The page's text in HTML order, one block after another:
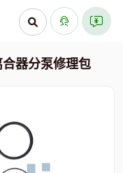
器分泵修理包